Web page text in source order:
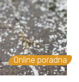
Online poradna